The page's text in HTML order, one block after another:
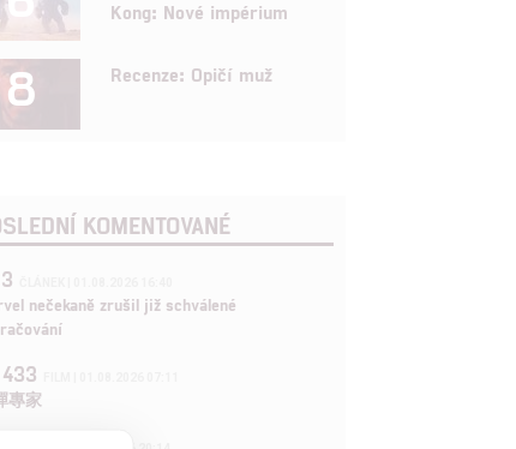
Kong: Nové impérium
8 Recenze: Opičí muž
KOMENTOVANÉ
nečekaně zrušil již schválené
專家